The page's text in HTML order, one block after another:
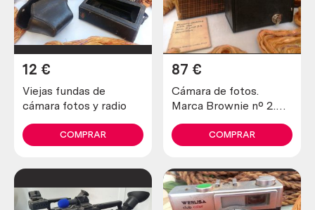
Viejas fundas de
cámara fotos y radio
12 €
COMPRAR
Cámara de fotos.
Marca Brownie nº 2.
87 €
COMPRAR